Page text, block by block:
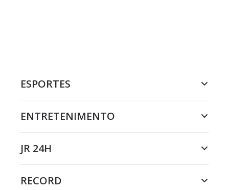
ESPORTES
ENTRETENIMENTO
JR 24H
RECORD